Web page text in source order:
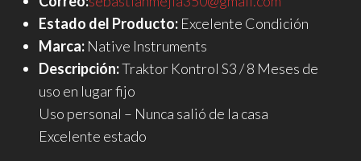
Estado del Producto: Excelente Condición
Marca:Native Instruments
Descripción:Traktor Kontrol S3 / 8 Meses de
uso en lugar fijo
Uso personal – Nunca salió de la casa
Excelente estado